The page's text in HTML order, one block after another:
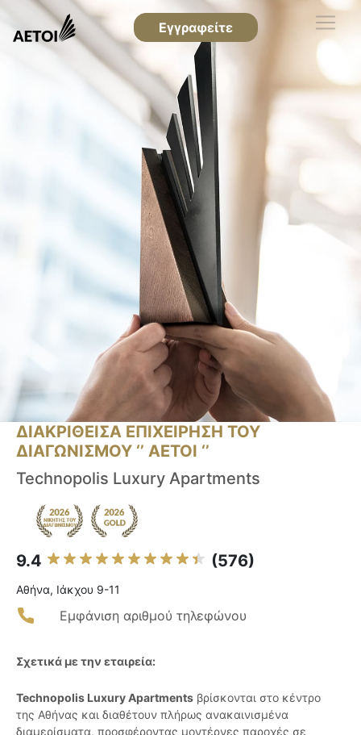
Εγγραφείτε
ΔΙΑΚΡΙΘΕΙΣΑ ΕΠΙΧΕΙΡΗΣΗ ΤΟΥ
ΔΙΑΓΩΝΙΣΜΟΥ ‘’ ΑΕΤΟΙ ‘’
Technopolis Luxury Apartments
9.4 (576)
Αθήνα, Ιάκχου 9-11
Εμφάνιση αριθμού τηλεφώνου
Σχετικά με την εταιρεία:
Technopolis Luxury Apartments βρίσκονται στο κέντρο
της Αθήνας και διαθέτουν πλήρως ανακαινισμένα
διαμερίσματα, προσφέροντας μοντέρνες παροχές σε